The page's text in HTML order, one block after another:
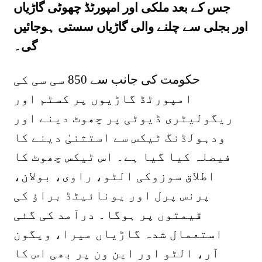
جس کے بعد ملکی اور امپورٹڈ چھوٹی گاڑیاں
اور بجلی سے چلنے والی گاڑیاں سستی ہوجائیں
گی۔
حکومت کی جانب سے 850 سی سی کی
امپورٹڈ گاڑیوں پر کسٹم اور
ریگولیٹری ڈیوٹی پر چھوٹ دینے اور
ودہولڈنگ ٹیکس سے استثنیٰ دینے کا
فیصلہ کیا گیا ہے۔ اس ٹیکس چھوٹ کا
اطلاق سوزوکی الٹو، راوی، بولان،
پرنس پرل اور یونائیٹڈ براؤ کی
قیمتوں پر ہوگا۔ درآمد کی گئی
استعمال شدہ گاڑیاں میرا، ویگون
آر، الٹو اور این ون پر بھی اس کا